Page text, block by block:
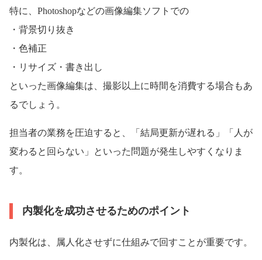
特に、Photoshopなどの画像編集ソフトでの
・背景切り抜き
・色補正
・リサイズ・書き出し
といった画像編集は、撮影以上に時間を消費する場合もあ
るでしょう。
担当者の業務を圧迫すると、「結局更新が遅れる」「人が
変わると回らない」といった問題が発生しやすくなりま
す。
内製化を成功させるためのポイント
内製化は、属人化させずに仕組みで回すことが重要です。